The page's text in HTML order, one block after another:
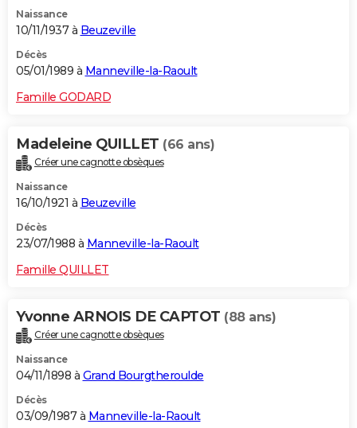
Naissance
10/11/1937 à Beuzeville
Décès
05/01/1989 à Manneville-la-Raoult
Famille GODARD
Madeleine QUILLET (66 ans)
Créer une cagnotte obsèques
Naissance
16/10/1921 à Beuzeville
Décès
23/07/1988 à Manneville-la-Raoult
Famille QUILLET
Yvonne ARNOIS DE CAPTOT (88 ans)
Créer une cagnotte obsèques
Naissance
04/11/1898 à Grand Bourgtheroulde
Décès
03/09/1987 à Manneville-la-Raoult